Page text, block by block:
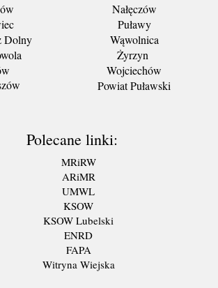
Dolny
Nałęczów
Puławy
Wąwolnica
Żyrzyn
Wojciechów
Powiat Puławski
Polecane linki:
MRiRW
ARiMR
UMWL
KSOW
KSOW Lubelski
ENRD
FAPA
Witryna Wiejska